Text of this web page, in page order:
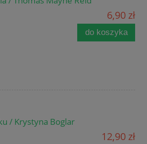
6,90 zł
do koszyka
/ Krystyna Boglar
12,90 zł